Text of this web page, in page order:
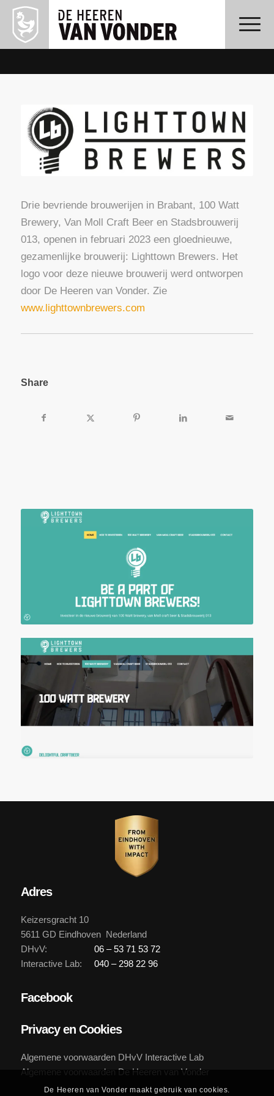
Drie bevriende brouwerijen in Brabant, 100 Watt
Brewery, Van Moll Craft Beer en Stadsbrouwerij
013, openen in februari 2023 een gloednieuwe,
gezamenlijke brouwerij: Lighttown Brewers. Het
logo voor deze nieuwe brouwerij werd ontworpen
door De Heeren van Vonder. Zie
www.lighttownbrewers.com
Share
Adres
Keizersgracht 10
5611 GD Eindhoven Nederland
DHvV:
06 – 53 71 53 72
Interactive Lab:
040 – 298 22 96
Facebook
Privacy en Cookies
Algemene voorwaarden DHvV Interactive Lab
Algemene voorwaarden De Heeren van Vonder
De Heeren van Vonder maakt gebruik van cookies.